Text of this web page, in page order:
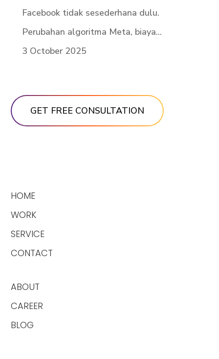
Facebook tidak sesederhana dulu.
Perubahan algoritma Meta, biaya...
3 October 2025
HOME
WORK
SERVICE
CONTACT
ABOUT
CAREER
BLOG